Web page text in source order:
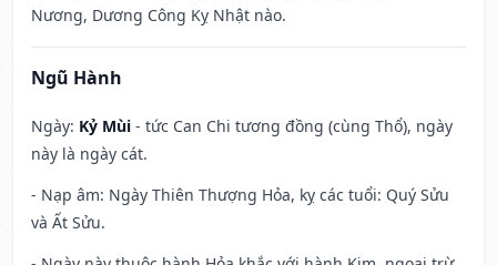
Nương, Dương Công Kỵ Nhật nào.
Ngũ Hành
Ngày: Kỷ Mùi - tức Can Chi tương đồng (cùng Thổ), ngày
này là ngày cát.
- Nạp âm: Ngày Thiên Thượng Hỏa, kỵ các tuổi: Quý Sửu
và Ất Sửu.